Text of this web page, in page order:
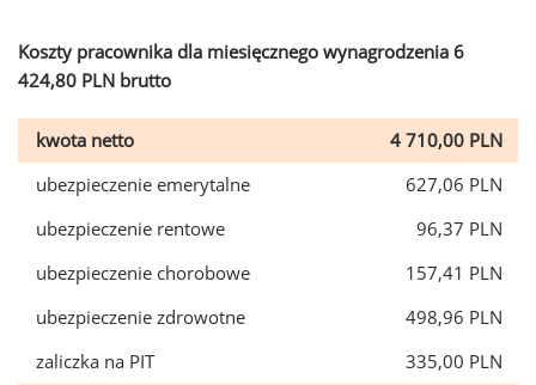
Koszty pracownika dla miesięcznego wynagrodzenia 6
424,80 PLN brutto
kwota netto
4 710,00 PLN
ubezpieczenie emerytalne
627,06 PLN
ubezpieczenie rentowe
96,37 PLN
ubezpieczenie chorobowe
157,41 PLN
ubezpieczenie zdrowotne
498,96 PLN
zaliczka na PIT
335,00 PLN